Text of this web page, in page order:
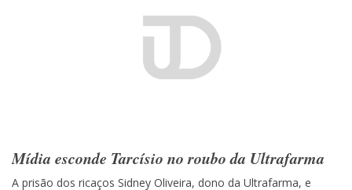
Mídia esconde Tarcísio no roubo da Ultrafarma
A prisão dos ricaços Sidney Oliveira, dono da Ultrafarma, e